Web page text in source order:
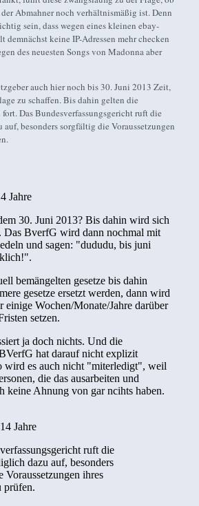
Abmahner noch verhältnismäßig ist. Denn
sein, dass wegen eines kleinen ebay-
demnächst keine IP-Adressen mehr checken
des neuesten Songs von Madonna aber
auch hier noch bis 30. Juni 2013 Zeit,
zu schaffen. Bis dahin gelten die
Das Bundesverfassungsgericht ruft die
besonders sorgfältig die Voraussetzungen